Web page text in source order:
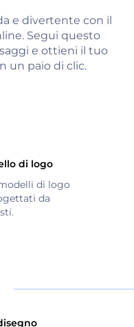
e divertente con il
Segui questo
e ottieni il tuo
un paio di clic.
di logo
di logo
da